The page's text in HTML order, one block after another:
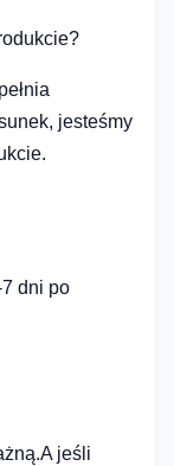
jesteśmy
dni po
jeśli